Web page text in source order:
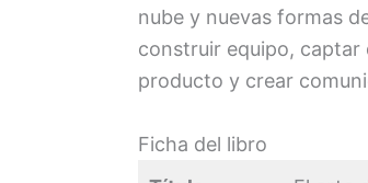
nube y nuevas formas
construir equipo, captar
producto y crear
Ficha del libro